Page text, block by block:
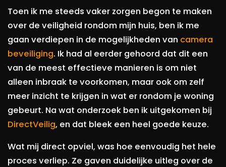
Toen ik me steeds vaker zorgen begon te maken
over de veiligheid rondom mijn huis, ben ik me
gaan verdiepen in de mogelijkheden van camera
beveiliging. Ik had al eerder gehoord dat dit een
van de meest effectieve manieren is om niet
alleen inbraak te voorkomen, maar ook om zelf
meer inzicht te krijgen in wat er rondom je woning
gebeurt. Na wat onderzoek ben ik uitgekomen bij
DirectVeilig, en dat bleek een heel goede keuze.
Wat mij direct opviel, was hoe eenvoudig het hele
proces verliep. Ze gaven duidelijke uitleg over de